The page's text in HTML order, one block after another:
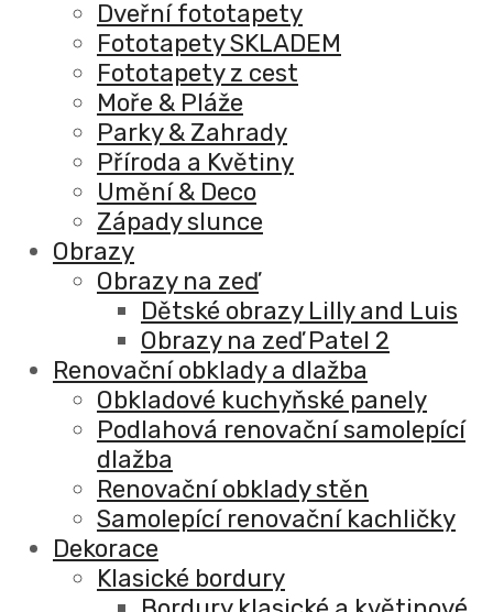
Dveřní fototapety
Fototapety SKLADEM
Fototapety z cest
Moře & Pláže
Parky & Zahrady
Příroda a Květiny
Umění & Deco
Západy slunce
Obrazy
Obrazy na zeď
Dětské obrazy Lilly and Luis
Obrazy na zeď Patel 2
Renovační obklady a dlažba
Obkladové kuchyňské panely
Podlahová renovační samolepící
dlažba
Renovační obklady stěn
Samolepící renovační kachličky
Dekorace
Klasické bordury